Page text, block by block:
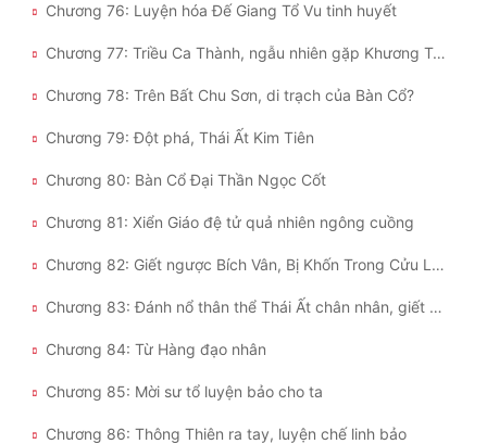
Chương 76: Luyện hóa Đế Giang Tổ Vu tinh huyết
Chương 77: Triều Ca Thành, ngẫu nhiên gặp Khương Tử Nha
Chương 78: Trên Bất Chu Sơn, di trạch của Bàn Cổ?
Chương 79: Đột phá, Thái Ất Kim Tiên
Chương 80: Bàn Cổ Đại Thần Ngọc Cốt
Chương 81: Xiển Giáo đệ tử quả nhiên ngông cuồng
Chương 82: Giết ngược Bích Vân, Bị Khốn Trong Cửu Long Thần Hỏa Tráo
Chương 83: Đánh nổ thân thể Thái Ất chân nhân, giết ngược lại khi đến đường cùng
Chương 84: Từ Hàng đạo nhân
Chương 85: Mời sư tổ luyện bảo cho ta
Chương 86: Thông Thiên ra tay, luyện chế linh bảo